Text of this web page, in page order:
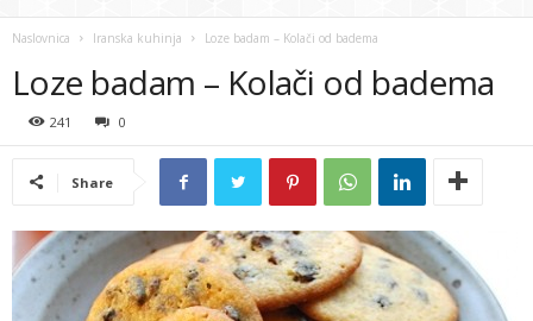
Naslovnica Iranska kuhinja Loze badam – Kolači od badema
Loze badam – Kolači od badema
241 0
Share